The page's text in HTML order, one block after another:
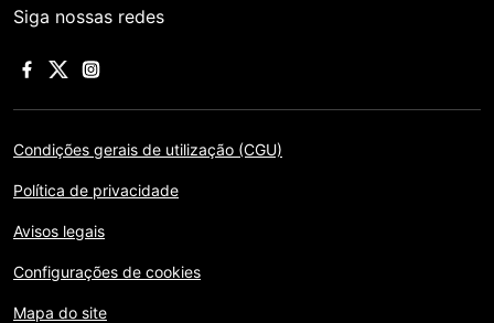
Siga nossas redes
Condições gerais de utilização (CGU)
Política de privacidade
Avisos legais
Configurações de cookies
Mapa do site